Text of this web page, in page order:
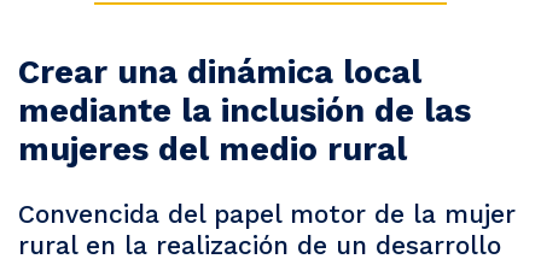
Crear una dinámica local
mediante la inclusión de las
mujeres del medio rural
Convencida del papel motor de la mujer
rural en la realización de un desarrollo